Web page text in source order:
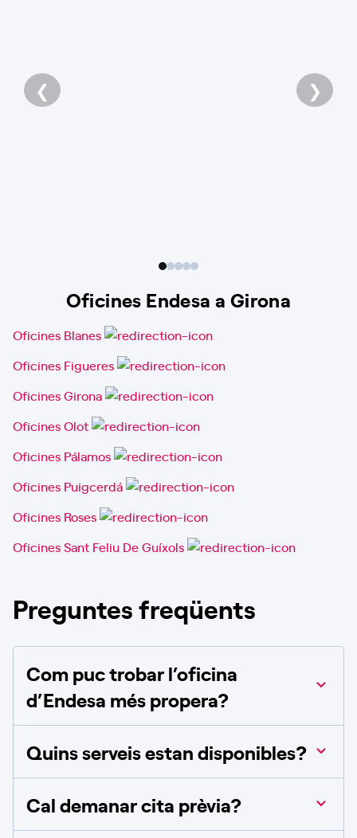
❮ ❯
Oficines Endesa a Girona
Oficines Blanes
Oficines Figueres
Oficines Girona
Oficines Olot
Oficines Pálamos
Oficines Puigcerdá
Oficines Roses
Oficines Sant Feliu De Guíxols
Preguntes freqüents
Com puc trobar l’oficina
d’Endesa més propera?
Quins serveis estan disponibles?
Cal demanar cita prèvia?